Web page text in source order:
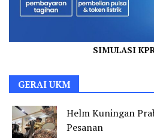
SIMULASI
GERAI UKM
Helm Kuningan
Pesanan